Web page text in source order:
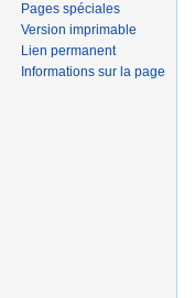
Pages spéciales
Version imprimable
Lien permanent
Informations sur la page